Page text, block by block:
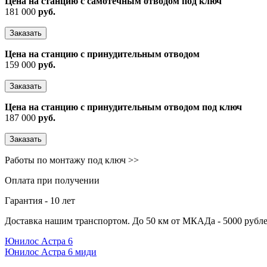
181 000 руб.
Заказать
Цена на станцию с принудительным отводом
159 000 руб.
Заказать
Цена на станцию с принудительным отводом под ключ
187 000 руб.
Заказать
Работы по монтажу под ключ >>
Оплата при получении
Гарантия - 10 лет
Доставка нашим транспортом. До 50 км от МКАДа - 5000
Юнилос Астра 6
Юнилос Астра 6 миди